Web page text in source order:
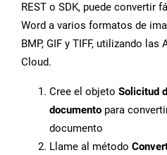
REST o SDK, puede convertir
Word a varios formatos de
BMP, GIF y TIFF, utilizando las
Cloud.
Cree el objeto Solicitud
documento para
documento
Llame al método